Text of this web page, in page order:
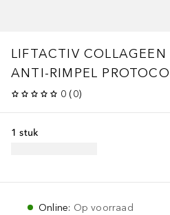
LIFTACTIV COLLAGEEN
ANTI-RIMPEL
0 (0)
1 stuk
Online: Op voorraad